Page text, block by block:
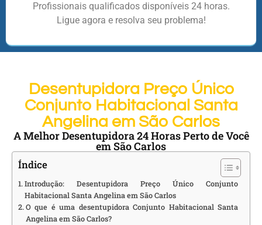
Profissionais qualificados disponíveis 24 horas.
Ligue agora e resolva seu problema!
Desentupidora Preço Único
Conjunto Habitacional Santa
Angelina em São Carlos
A Melhor Desentupidora 24 Horas Perto de Você
em São Carlos
Índice
Introdução: Desentupidora Preço Único Conjunto
Habitacional Santa Angelina em São Carlos
O que é uma desentupidora Conjunto Habitacional Santa
Angelina em São Carlos?